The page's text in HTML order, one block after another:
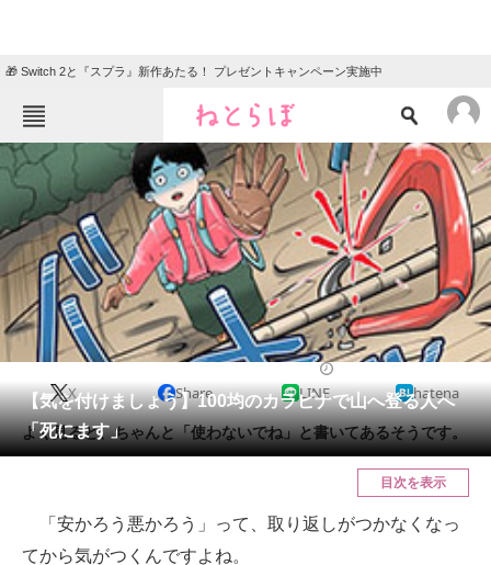
🎁 Switch 2と『スプラ』新作あたる！ プレゼントキャンペーン実施中
ねとらぼメニュー
TOP ニュース
エンタメ クイズ
グルメ 地域
住まい 教育・育児
動物 リサーチ
会員記事
メディア
ITの今と未来を見通す
【気を付けましょう】100均のカラビナで山へ登る人へ
「死にます」
X Share LINE hatena
よく見ると、ちゃんと「使わないでね」と書いてあるそうです。
目次を表示
「安かろう悪かろう」って、取り返しがつかなくなっ
てから気がつくんですよね。